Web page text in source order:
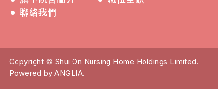
聯絡我們
Copyright © Shui On Nursing Home Holdings Limited.
Powered byANGLIA.